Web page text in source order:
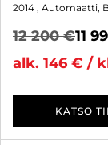
2014 , Automaatti,
12 200 €11
alk. 146 € /
KATSO